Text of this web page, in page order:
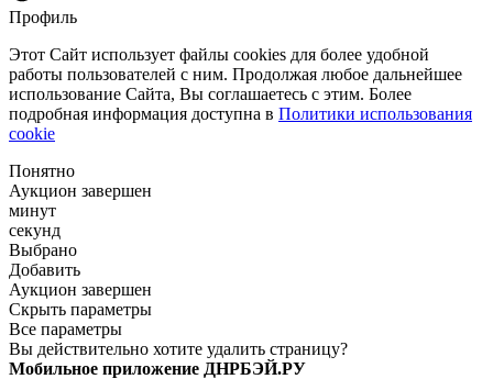
Профиль
Этот Сайт использует файлы cookies для более удобной
работы пользователей с ним. Продолжая любое дальнейшее
использование Сайта, Вы соглашаетесь с этим. Более
подробная информация доступна в Политики использования
cookie
Понятно
Аукцион завершен
минут
секунд
Выбрано
Добавить
Аукцион завершен
Скрыть параметры
Все параметры
Вы действительно хотите удалить страницу?
Мобильное приложение ДНРБЭЙ.РУ